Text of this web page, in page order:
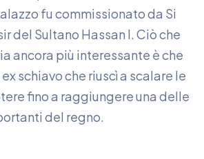
fu commissionato da Si
del Sultano Hassan I. Ciò che
ancora più interessante è che
ex schiavo che riuscì a scalare le
fino a raggiungere una delle
del regno.